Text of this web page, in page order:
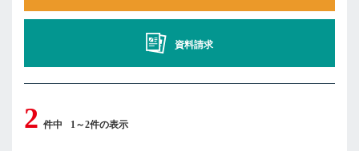
資料請求
2 件中 1～2件の表示